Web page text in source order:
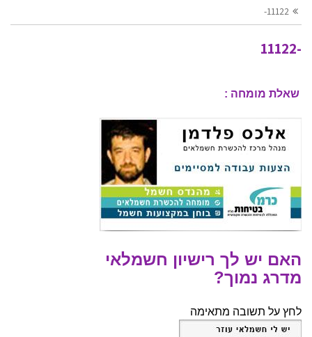
-11122
-11122
שאלת מומחה :
האם יש לך רישיון חשמלאי
מדרג נמוך?
לחץ על תשובה מתאימה